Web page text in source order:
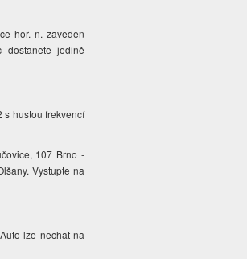
hor. n. zaveden
jedině
s hustou frekvencí
107 Brno -
Vystupte na
lze nechat na